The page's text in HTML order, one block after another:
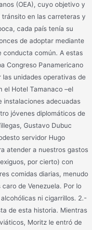
(OEA), cuyo objetivo y
en las carreteras y
cada país tenía su
de adoptar mediante
conducta común. A estas
Congreso Panamericano
unidades operativas de
el Hotel Tamanaco –el
instalaciones adecuadas
jóvenes diplomáticos de
Gustavo Dubuc
servidor Hugo
atender a nuestros gastos
por cierto) con
comidas diarias, menudo
de Venezuela. Por lo
ni cigarrillos. 2.-
de esta historia. Mientras
Moritz le entró de